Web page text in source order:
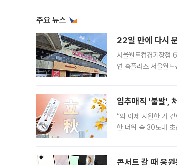
주요 뉴스
22일 만에 다시
서울월드컵경기장점
연 홈플러스 서울월
입추매직 '불발',
“와 이제 시원한 거
한 더위 속 30도대 초
콘서트 갈 때 응